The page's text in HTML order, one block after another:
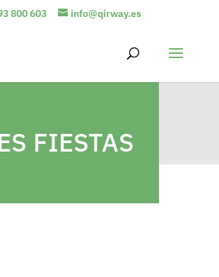
800 603 info@qirway.es
FIESTAS